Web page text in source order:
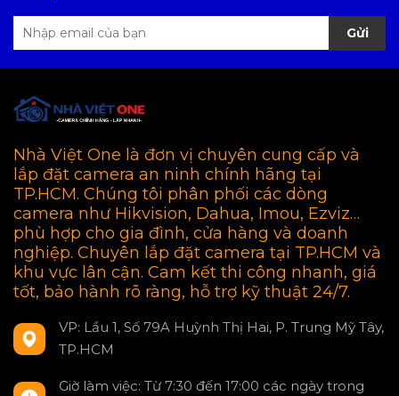
Gửi
Nhà Việt One là đơn vị chuyên cung cấp và
lắp đặt camera an ninh chính hãng tại
TP.HCM. Chúng tôi phân phối các dòng
camera như Hikvision, Dahua, Imou, Ezviz…
phù hợp cho gia đình, cửa hàng và doanh
nghiệp. Chuyên lắp đặt camera tại TP.HCM và
khu vực lân cận. Cam kết thi công nhanh, giá
tốt, bảo hành rõ ràng, hỗ trợ kỹ thuật 24/7.
VP: Lầu 1, Số 79A Huỳnh Thị Hai, P. Trung Mỹ Tây,
TP.HCM
Giờ làm việc: Từ 7:30 đến 17:00 các ngày trong